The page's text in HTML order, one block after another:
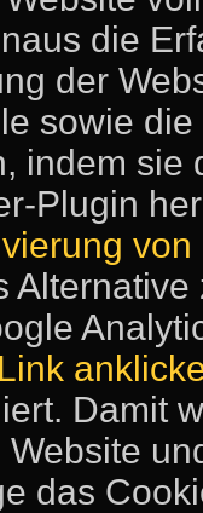
die
der
sowie
indem sie
Plugin
Damit
das